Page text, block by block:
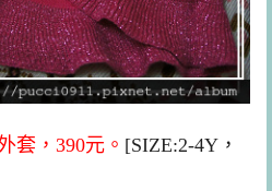
套，390元。 [SIZE:2-4Y，